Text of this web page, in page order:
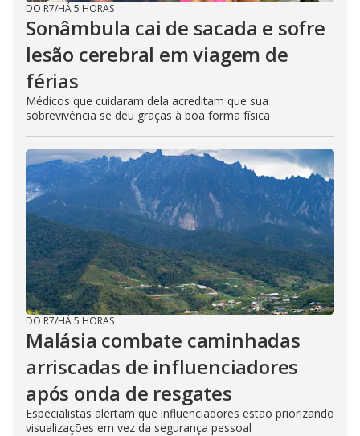
DO R7/HÁ 5 HORAS
Sonâmbula cai de sacada e sofre
lesão cerebral em viagem de
férias
Médicos que cuidaram dela acreditam que sua
sobrevivência se deu graças à boa forma física
DO R7/HÁ 5 HORAS
Malásia combate caminhadas
arriscadas de influenciadores
após onda de resgates
Especialistas alertam que influenciadores estão priorizando
visualizações em vez da segurança pessoal